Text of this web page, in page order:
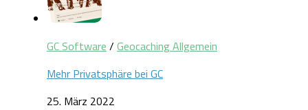
GC Software / Geocaching Allgemein
Mehr Privatsphäre bei GC
25. März 2022